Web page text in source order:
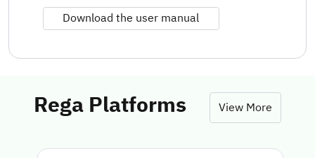
Download the user manual
Rega Platforms View More